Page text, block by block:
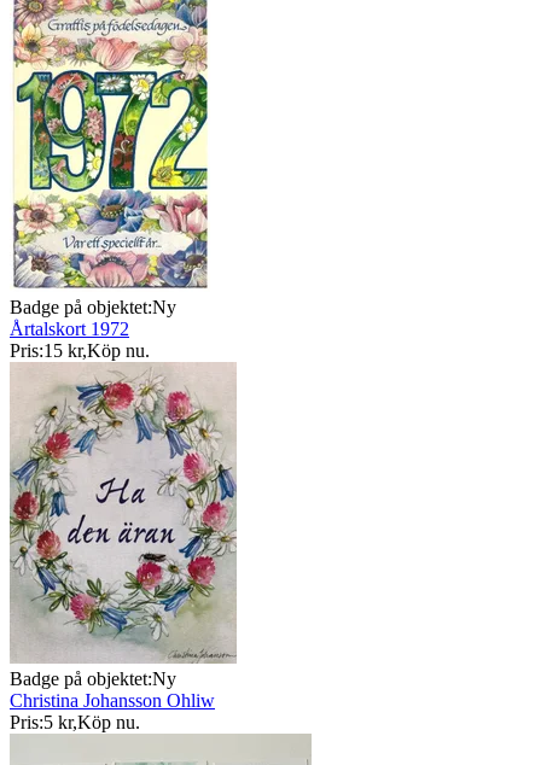
Badge på objektet:Ny
Årtalskort 1972
Pris:15 kr,Köp nu.
Badge på objektet:Ny
Christina Johansson Ohliw
Pris:5 kr,Köp nu.